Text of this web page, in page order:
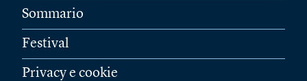
Sommario
Festival
Privacy e cookie